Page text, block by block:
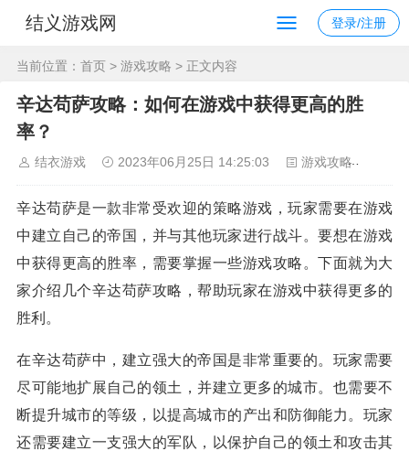
结义游戏网 登录/注册
当前位置： 首页 > 游戏攻略 > 正文内容
辛达苟萨攻略：如何在游戏中获得更高的胜
率？
结衣游戏 2023年06月25日 14:25:03 游戏攻略
辛达苟萨是一款非常受欢迎的策略游戏，玩家需要在游戏
中建立自己的帝国，并与其他玩家进行战斗。要想在游戏
中获得更高的胜率，需要掌握一些游戏攻略。下面就为大
家介绍几个辛达苟萨攻略，帮助玩家在游戏中获得更多的
胜利。
在辛达苟萨中，建立强大的帝国是非常重要的。玩家需要
尽可能地扩展自己的领土，并建立更多的城市。也需要不
断提升城市的等级，以提高城市的产出和防御能力。玩家
还需要建立一支强大的军队，以保护自己的领土和攻击其